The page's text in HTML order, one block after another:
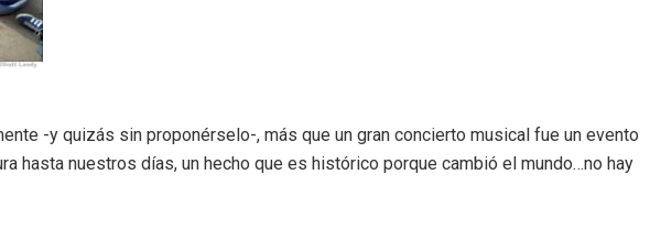
-y quizás sin proponérselo-, más que un gran concierto musical fue un evento
hasta nuestros días, un hecho que es histórico porque cambió el mundo…no hay